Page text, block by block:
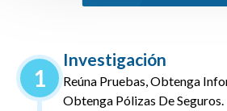
1
Investigación
Reúna Pruebas, Obtenga
Obtenga Pólizas De Seguros.